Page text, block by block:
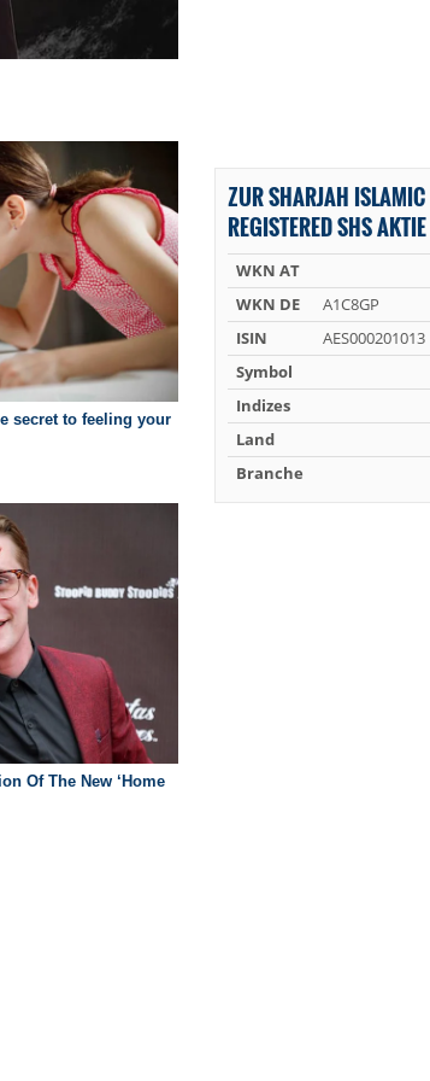
ZUR SHARJAH
REGISTERED SHS AKTIE
WKN AT
WKN DE
A1C8GP
ISIN
AES000201013
Symbol
Indizes
Land
Branche